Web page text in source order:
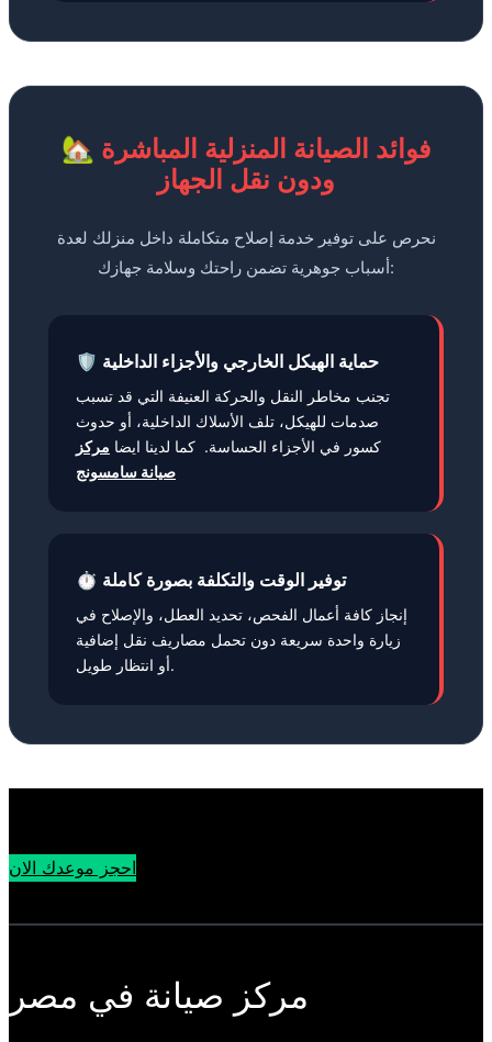
🏡 فوائد الصيانة المنزلية المباشرة
ودون نقل الجهاز
نحرص على توفير خدمة إصلاح متكاملة داخل منزلك لعدة
أسباب جوهرية تضمن راحتك وسلامة جهازك:
🛡️ حماية الهيكل الخارجي والأجزاء الداخلية
تجنب مخاطر النقل والحركة العنيفة التي قد تسبب
صدمات للهيكل، تلف الأسلاك الداخلية، أو حدوث
كسور في الأجزاء الحساسة. كما لدينا ايضا مركز
صيانة سامسونج
⏱️ توفير الوقت والتكلفة بصورة كاملة
إنجاز كافة أعمال الفحص، تحديد العطل، والإصلاح في
زيارة واحدة سريعة دون تحمل مصاريف نقل إضافية
أو انتظار طويل.
احجز موعدك الان
مركز صيانة في مصر